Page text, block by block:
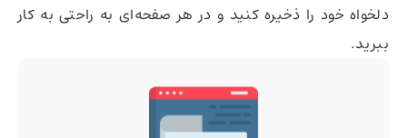
دلخواه خود را ذخیره کنید و در هر صفحه‌ای به راحتی به کار
ببرید.